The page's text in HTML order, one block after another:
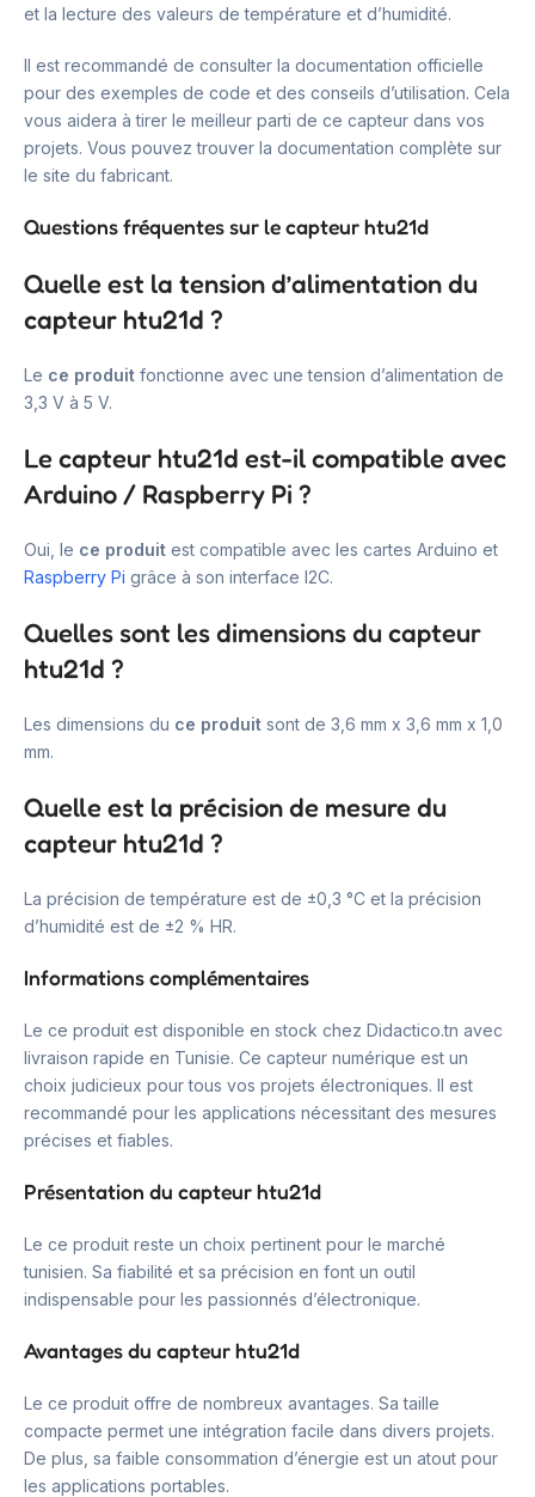
et la lecture des valeurs de température et d’humidité.
Il est recommandé de consulter la documentation officielle
pour des exemples de code et des conseils d’utilisation. Cela
vous aidera à tirer le meilleur parti de ce capteur dans vos
projets. Vous pouvez trouver la documentation complète sur
le site du fabricant.
Questions fréquentes sur le capteur htu21d
Quelle est la tension d’alimentation du
capteur htu21d ?
Le ce produit fonctionne avec une tension d’alimentation de
3,3 V à 5 V.
Le capteur htu21d est-il compatible avec
Arduino / Raspberry Pi ?
Oui, le ce produit est compatible avec les cartes Arduino et
Raspberry Pi grâce à son interface I2C.
Quelles sont les dimensions du capteur
htu21d ?
Les dimensions du ce produit sont de 3,6 mm x 3,6 mm x 1,0
mm.
Quelle est la précision de mesure du
capteur htu21d ?
La précision de température est de ±0,3 °C et la précision
d’humidité est de ±2 % HR.
Informations complémentaires
Le ce produit est disponible en stock chez Didactico.tn avec
livraison rapide en Tunisie. Ce capteur numérique est un
choix judicieux pour tous vos projets électroniques. Il est
recommandé pour les applications nécessitant des mesures
précises et fiables.
Présentation du capteur htu21d
Le ce produit reste un choix pertinent pour le marché
tunisien. Sa fiabilité et sa précision en font un outil
indispensable pour les passionnés d’électronique.
Avantages du capteur htu21d
Le ce produit offre de nombreux avantages. Sa taille
compacte permet une intégration facile dans divers projets.
De plus, sa faible consommation d’énergie est un atout pour
les applications portables.